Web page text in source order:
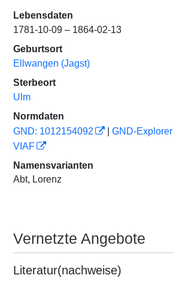
Lebensdaten
1781-10-09 – 1864-02-13
Geburtsort
Ellwangen (Jagst)
Sterbeort
Ulm
Normdaten
GND: 1012154092
GND-Explorer
VIAF
Namensvarianten
Abt, Lorenz
Vernetzte Angebote
Literatur(nachweise)